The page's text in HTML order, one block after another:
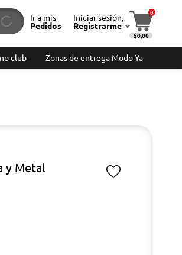
Ir a mis
Pedidos
Iniciar sesión,
Registrarme
0
$0,00
club Zonas de entrega Modo Ya
y Metal